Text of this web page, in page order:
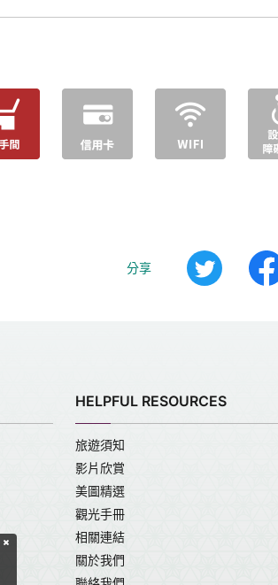
分享
HELPFUL RESOURCES
旅遊須知
影片欣賞
美圖精選
觀光手冊
相關連結
關於我們